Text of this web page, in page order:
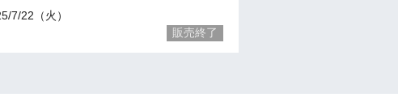
7/22（火）
販売終了